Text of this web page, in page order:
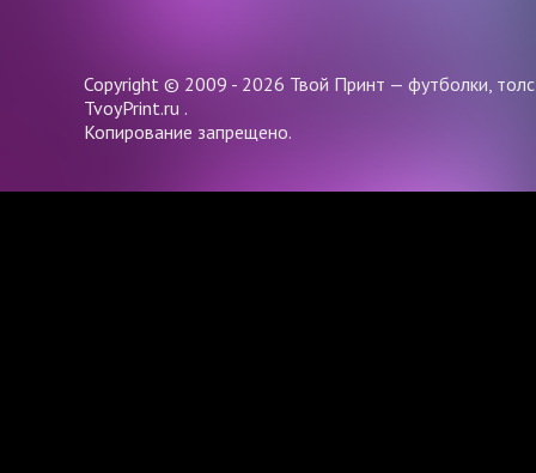
Copyright © 2009 - 2026 Твой Принт — футболки,
TvoyPrint.ru .
Копирование запрещено.